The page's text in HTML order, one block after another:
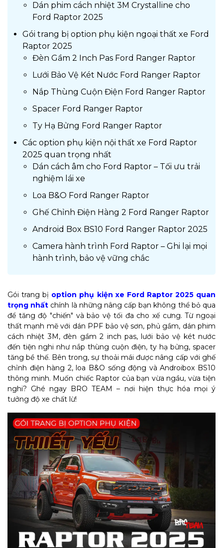
Dán phim cách nhiệt 3M Crystalline cho
Ford Raptor 2025
Gói trang bị option phụ kiện ngoại thất xe Ford
Raptor 2025
Đèn Gầm 2 Inch Pas Ford Ranger Raptor
Lưới Bảo Vệ Két Nước Ford Ranger Raptor
Nắp Thùng Cuộn Điện Ford Ranger Raptor
Spacer Ford Ranger Raptor
Ty Hạ Bửng Ford Ranger Raptor
Các option phụ kiện nội thất xe Ford Raptor
2025 quan trọng nhất
Dán cách âm cho Ford Raptor – Tối ưu trải
nghiệm lái xe
Loa B&O Ford Ranger Raptor
Ghế Chỉnh Điện Hàng 2 Ford Ranger Raptor
Android Box BS10 Ford Ranger Raptor 2025
Camera hành trình Ford Raptor – Ghi lại mọi
hành trình, bảo vệ vững chắc
Gói trang bị option phụ kiện xe Ford Raptor 2025 quan
trọng nhất chính là những nâng cấp bạn không thể bỏ qua
để tăng độ "chiến" và bảo vệ tối đa cho xế cưng. Từ ngoại
thất mạnh mẽ với dán PPF bảo vệ sơn, phủ gầm, dán phim
cách nhiệt 3M, đèn gầm 2 inch pas, lưới bảo vệ két nước
đến tiện nghi như nắp thùng cuộn điện, ty hạ bửng, spacer
tăng bề thế. Bên trong, sự thoải mái được nâng cấp với ghế
chỉnh điện hàng 2, loa B&O sống động và Androibox BS10
thông minh. Muốn chiếc Raptor của bạn vừa ngầu, vừa tiện
nghi? Ghé ngay BRO TEAM – nơi hiện thực hóa mọi ý
tưởng độ xe chất lừ!